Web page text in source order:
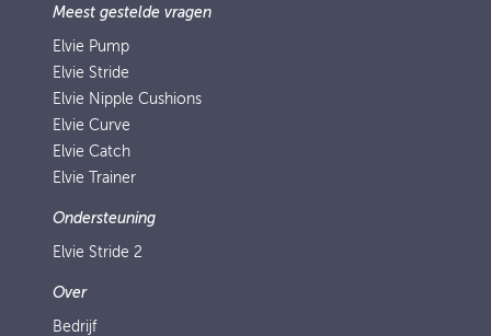
Meest gestelde vragen
Elvie Pump
Elvie Stride
Elvie Nipple Cushions
Elvie Curve
Elvie Catch
Elvie Trainer
Ondersteuning
Elvie Stride 2
Over
Bedrijf